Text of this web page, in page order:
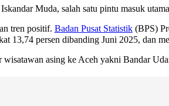
Muda, salah satu pintu masuk
tren positif. Badan Pusat Statistik(BPS)
13,74 persen dibanding Juni 2025, dan
asing ke Aceh yakni Bandar